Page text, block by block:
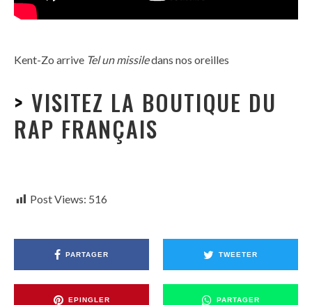
Kent-Zo arrive Tel un missiledans nos oreilles
> VISITEZ LA BOUTIQUE DU
RAP FRANÇAIS
Post Views: 516
PARTAGER TWEETER
EPINGLER PARTAGER